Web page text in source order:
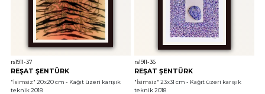
rs1911-37
REŞAT ŞENTÜRK
"İsimsiz" 20x20 cm - Kağıt üzeri karışık
teknik 2018
rs1911-36
REŞAT ŞENTÜRK
"İsimsiz" 23x31 cm - Kağıt üzeri karışık
teknik 2018